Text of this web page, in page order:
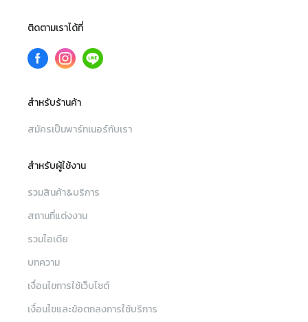
ติดตามเราได้ที่
สำหรับร้านค้า
สมัครเป็นพาร์ทเนอร์กับเรา
สำหรับผู้ใช้งาน
รวมสินค้า&บริการ
สถานที่แต่งงาน
รวมไอเดีย
บทความ
เงื่อนไขการใช้เว็บไซต์
เงื่อนไขและข้อตกลงการใช้บริการ